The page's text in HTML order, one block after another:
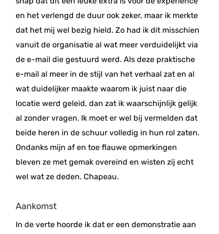
en het verlengd de duur ook zeker, maar ik merkte
dat het mij wel bezig hield. Zo had ik dit misschien
vanuit de organisatie al wat meer verduidelijkt via
de e-mail die gestuurd werd. Als deze praktische
e-mail al meer in de stijl van het verhaal zat en al
wat duidelijker maakte waarom ik juist naar die
locatie werd geleid, dan zat ik waarschijnlijk gelijk
al zonder vragen. Ik moet er wel bij vermelden dat
beide heren in de schuur volledig in hun rol zaten.
Ondanks mijn af en toe flauwe opmerkingen
bleven ze met gemak overeind en wisten zij echt
wel wat ze deden. Chapeau.
Aankomst
In de verte hoorde ik dat er een demonstratie aan